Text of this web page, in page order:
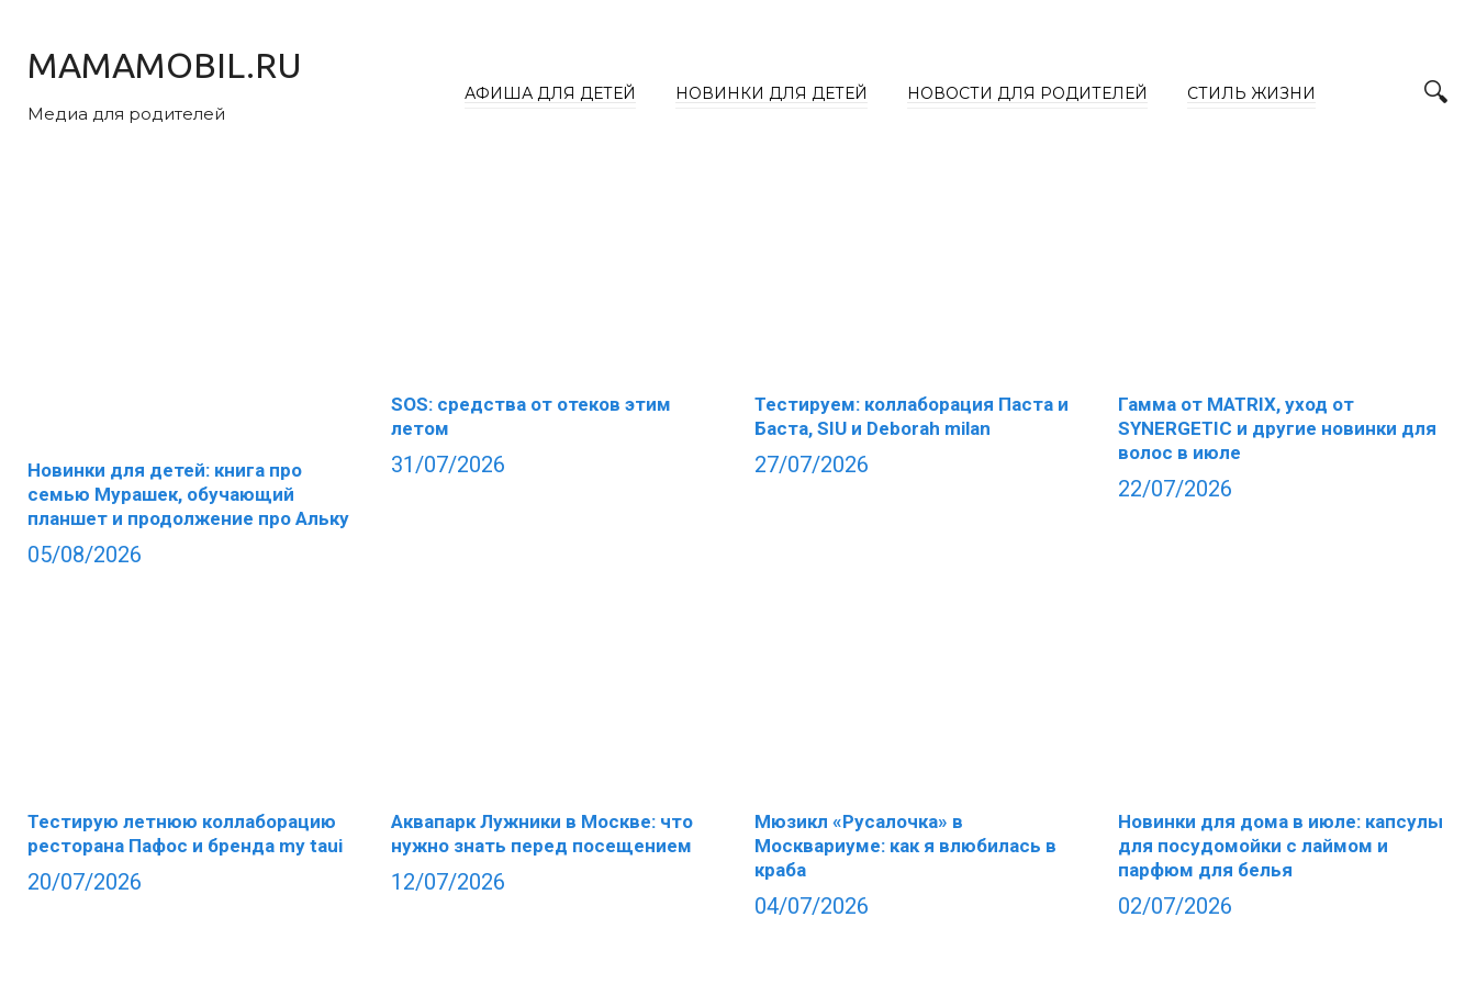
контенту
MAMAMOBIL.RU
Медиа для родителей
АФИША ДЛЯ ДЕТЕЙ НОВИНКИ ДЛЯ ДЕТЕЙ НОВОСТИ ДЛЯ РОДИТЕЛЕЙ СТИЛЬ ЖИЗНИ
Новинки для детей: книга про
семью Мурашек, обучающий
планшет и продолжение про Альку
05/08/2026
SOS: средства от отеков этим
летом
31/07/2026
Тестируем: коллаборация Паста и
Баста, SIU и Deborah milan
27/07/2026
Гамма от MATRIX, уход от
SYNERGETIC и другие новинки для
волос в июле
22/07/2026
Тестирую летнюю коллаборацию
ресторана Пафос и бренда my taui
20/07/2026
Аквапарк Лужники в Москве: что
нужно знать перед посещением
12/07/2026
Мюзикл «Русалочка» в
Москвариуме: как я влюбилась в
краба
04/07/2026
Новинки для дома в июле: капсулы
для посудомойки с лаймом и
парфюм для белья
02/07/2026